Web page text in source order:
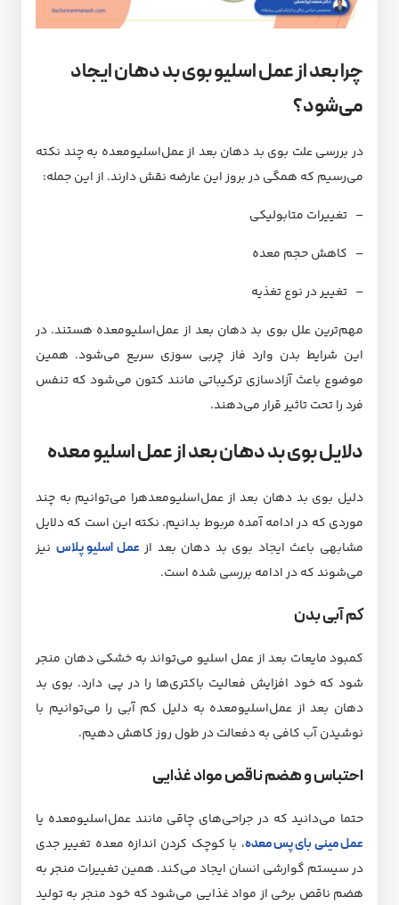
چرا بعد از عمل اسلیو بوی بد دهان ایجاد
می‌شود؟
در بررسی علت بوی بد دهان بعد از عمل‌اسلیو‌معده به چند نکته
می‌رسیم که همگی در بروز این عارضه نقش دارند. از این جمله:
– تغییرات متابولیکی
– کاهش حجم معده
– تغییر در نوع تغذیه
مهم‌ترین علل بوی بد دهان بعد از عمل‌اسلیو‌معده هستند. در
این شرایط بدن وارد فاز چربی سوزی سریع می‌شود. همین
موضوع باعث آزادسازی ترکیباتی مانند کتون می‌شود که تنفس
فرد را تحت تاثیر قرار می‌دهند.
دلایل بوی بد دهان بعد از عمل اسلیو معده
دلیل بوی بد دهان بعد از عمل‌اسلیو‌معدهرا می‌توانیم به چند
موردی که در ادامه آمده مربوط بدانیم. نکته این است که دلایل
مشابهی باعث ایجاد بوی بد دهان بعد از عمل اسلیو پلاسنیز
می‌شوند که در ادامه بررسی شده است.
کم آبی بدن
کمبود مایعات بعد از عمل اسلیو می‌تواند به خشکی دهان منجر
شود که خود افزایش فعالیت باکتری‌ها را در پی دارد. بوی بد
دهان بعد از عمل‌اسلیو‌معده به دلیل کم آبی را می‌توانیم با
نوشیدن آب کافی به دفعالت در طول روز کاهش دهیم.
احتباس و هضم ناقص مواد غذایی
حتما می‌دانید که در جراحی‌های چاقی مانند عمل‌اسلیو‌معده یا
عمل مینی بای پس معده، با کوچک کردن اندازه معده تغییر جدی
در سیستم گوارشی انسان ایجاد می‌کند. همین تغییرات منجر به
هضم ناقص برخی از مواد غذایی می‌شود که خود منجر به تولید